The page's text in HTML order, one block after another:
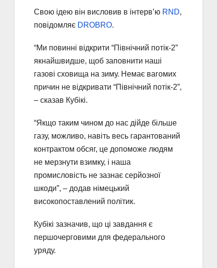
Свою ідею він висловив в інтерв’ю RND,
повідомляє DROBRO.
“Ми повинні відкрити “Північний потік-2”
якнайшвидше, щоб заповнити наші
газові сховища на зиму. Немає вагомих
причин не відкривати “Північний потік-2”,
– сказав Кубікі.
“Якщо таким чином до нас дійде більше
газу, можливо, навіть весь гарантований
контрактом обсяг, це допоможе людям
не мерзнути взимку, і наша
промисловість не зазнає серйозної
шкоди”, – додав німецький
високопоставлений політик.
Кубікі зазначив, що ці завдання є
першочерговими для федерального
уряду.